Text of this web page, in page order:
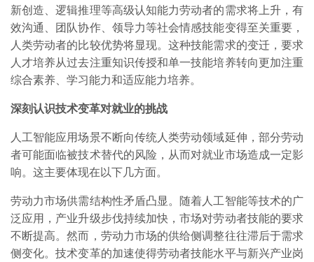
新创造、逻辑推理等高级认知能力劳动者的需求将上升，有
效沟通、团队协作、领导力等社会情感技能变得至关重要，
人类劳动者的比较优势将显现。这种技能需求的变迁，要求
人才培养从过去注重知识传授和单一技能培养转向更加注重
综合素养、学习能力和适应能力培养。
深刻认识技术变革对就业的挑战
人工智能应用场景不断向传统人类劳动领域延伸，部分劳动
者可能面临被技术替代的风险，从而对就业市场造成一定影
响。这主要体现在以下几方面。
劳动力市场供需结构性矛盾凸显。随着人工智能等技术的广
泛应用，产业升级步伐持续加快，市场对劳动者技能的要求
不断提高。然而，劳动力市场的供给侧调整往往滞后于需求
侧变化。技术变革的加速使得劳动者技能水平与新兴产业岗